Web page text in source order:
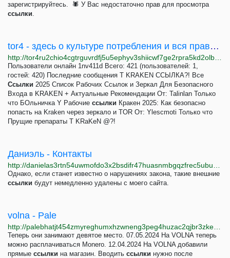
зарегистрируйтесь. ️ 🕷 У Вас недостаточно прав для просмотра
ссылки.
tor4 - здесь о культуре потребления и вся правда о наркотиках!
Пользователи онлайн 1nv411d Всего: 421 (пользователей: 1,
гостей: 420) Последние сообщения T KRAKEN ССЫЛКА?! Все
Ссылки 2025 Список Рабочих Ссылок и Зеркал Для Безопасного
Входа в KRAKEN + Актуальные Рекомендации От: Talinlan Только
что БОльничка Y Рабочие ссылки Кракен 2025: Как безопасно
попасть на Kraken через зеркало и TOR От: Ylescmoti Только что
Прущие препараты T KRaKeN @?!
Даниэль - Контакты
Однако, если станет известно о нарушениях закона, такие внешние
ссылки будут немедленно удалены с моего сайта.
volna - Pale
Теперь они занимают девятое место. 07.05.2024 На VOLNA теперь
можно расплачиваться Monero. 12.04.2024 На VOLNA добавили
прямые ссылки на магазин. Вводить ссылки нужно после